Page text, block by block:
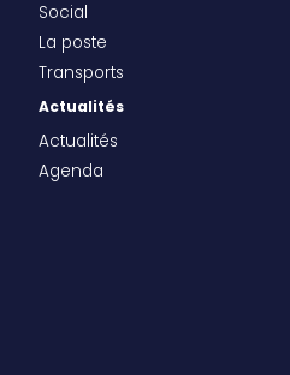
Social
La poste
Transports
Actualités
Actualités
Agenda